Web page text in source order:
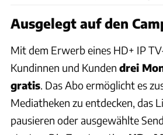
Ausgelegt auf den
Mit dem Erwerb eines HD+ IP
Kundinnen und Kunden drei
gratis . Das Abo ermöglicht es
Mediatheken zu entdecken, das
pausieren oder ausgewählte